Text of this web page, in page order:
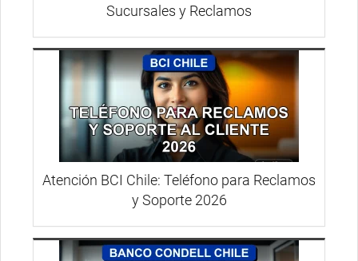
Sucursales y Reclamos
Atención BCI Chile: Teléfono para Reclamos
y Soporte 2026